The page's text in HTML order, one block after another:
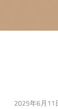
2025年6月11